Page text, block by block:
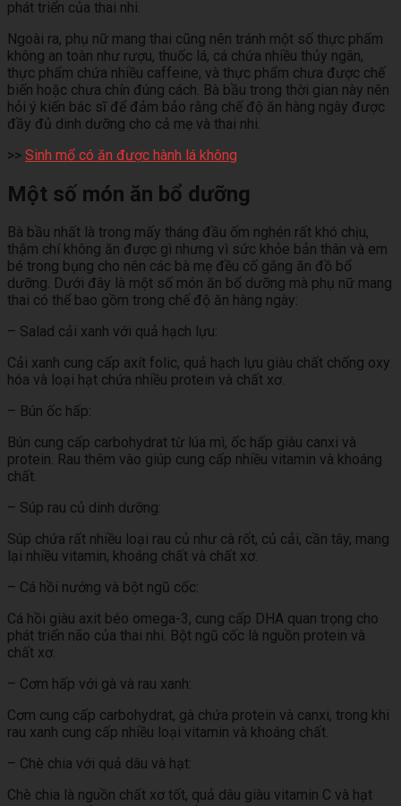
phát triển của thai nhi.
Ngoài ra, phụ nữ mang thai cũng nên tránh một số thực phẩm
không an toàn như rượu, thuốc lá, cá chứa nhiều thủy ngân,
thực phẩm chứa nhiều caffeine, và thực phẩm chưa được chế
biến hoặc chưa chín đúng cách. Bà bầu trong thời gian này nên
hỏi ý kiến bác sĩ để đảm bảo rằng chế độ ăn hàng ngày được
đầy đủ dinh dưỡng cho cả mẹ và thai nhi.
>> Sinh mổ có ăn được hành lá không
Một số món ăn bổ dưỡng
Bà bầu nhất là trong mấy tháng đầu ốm nghén rất khó chịu,
thậm chí không ăn được gì nhưng vì sức khỏe bản thân và em
bé trong bụng cho nên các bà mẹ đều cố gắng ăn đồ bổ
dưỡng. Dưới đây là một số món ăn bổ dưỡng mà phụ nữ mang
thai có thể bao gồm trong chế độ ăn hàng ngày:
– Salad cải xanh với quả hạch lựu:
Cải xanh cung cấp axít folic, quả hạch lựu giàu chất chống oxy
hóa và loại hạt chứa nhiều protein và chất xơ.
– Bún ốc hấp:
Bún cung cấp carbohydrat từ lúa mì, ốc hấp giàu canxi và
protein. Rau thêm vào giúp cung cấp nhiều vitamin và khoáng
chất.
– Súp rau củ dinh dưỡng:
Súp chứa rất nhiều loại rau củ như cà rốt, củ cải, cần tây, mang
lại nhiều vitamin, khoáng chất và chất xơ.
– Cá hồi nướng và bột ngũ cốc:
Cá hồi giàu axit béo omega-3, cung cấp DHA quan trọng cho
phát triển não của thai nhi. Bột ngũ cốc là nguồn protein và
chất xơ.
– Cơm hấp với gà và rau xanh:
Cơm cung cấp carbohydrat, gà chứa protein và canxi, trong khi
rau xanh cung cấp nhiều loại vitamin và khoáng chất.
– Chè chia với quả dâu và hạt:
Chè chia là nguồn chất xơ tốt, quả dâu giàu vitamin C và hạt